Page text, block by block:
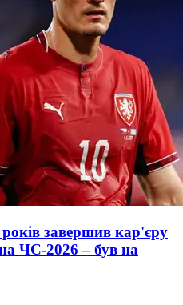
завершив кар'єру
на ЧС-2026 – був на